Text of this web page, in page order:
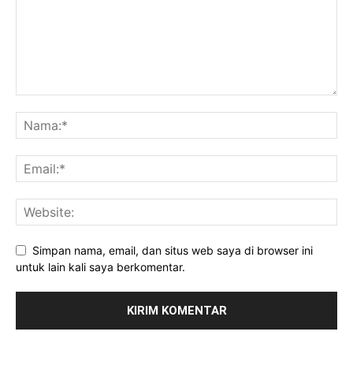
Simpan nama, email, dan situs web saya di browser ini
untuk lain kali saya berkomentar.